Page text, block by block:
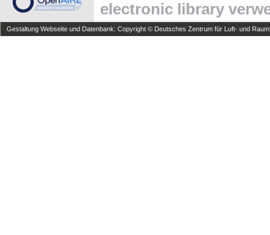
electronic library
Gestaltung Webseite und Datenbank: Copyright © Deutsches Zentrum für Luft- und